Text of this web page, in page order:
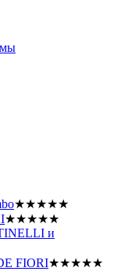
★★★★★
★★★★★
и
FIORI★★★★★